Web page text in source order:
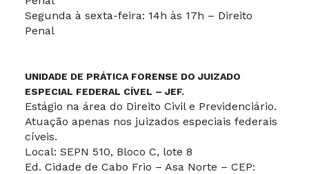
Segunda à sexta-feira: 14h às 17h – Direito
Penal
UNIDADE DE PRÁTICA FORENSE DO JUIZADO
ESPECIAL FEDERAL CÍVEL – JEF.
Estágio na área do Direito Civil e Previdenciário.
Atuação apenas nos juizados especiais federais
cíveis.
Local: SEPN 510, Bloco C, lote 8
Ed. Cidade de Cabo Frio – Asa Norte – CEP: